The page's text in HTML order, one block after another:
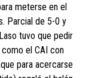
meterse en el
Parcial de 5-0 y
tuvo que pedir
el CAI con
para acercarse